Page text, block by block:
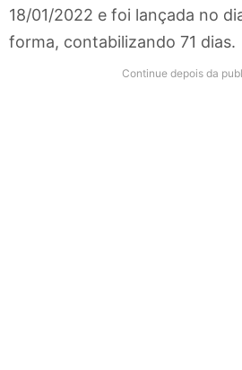
18/01/2022 e foi lançada no
forma, contabilizando 71 dias.
Continue depois da